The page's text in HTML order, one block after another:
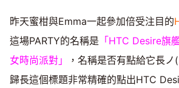
昨天蜜柑與Emma一起參加倍受注目的
這場PARTY的名稱是 「HTC Desire旗
女時尚派對」
，名稱是否有點給它長
歸長這個標題非常精確的點出HTC